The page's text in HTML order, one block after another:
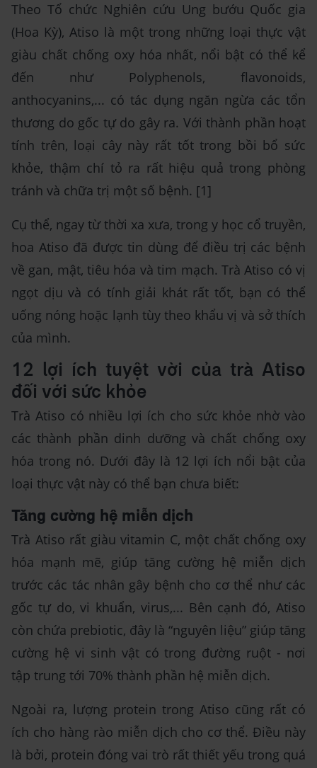
Theo Tổ chức Nghiên cứu Ung bướu Quốc gia
(Hoa Kỳ), Atiso là một trong những loại thực vật
giàu chất chống oxy hóa nhất, nổi bật có thể kể
đến như Polyphenols, flavonoids,
anthocyanins,... có tác dụng ngăn ngừa các tổn
thương do gốc tự do gây ra. Với thành phần hoạt
tính trên, loại cây này rất tốt trong bồi bổ sức
khỏe, thậm chí tỏ ra rất hiệu quả trong phòng
tránh và chữa trị một số bệnh. [1]
Cụ thể, ngay từ thời xa xưa, trong y học cổ truyền,
hoa Atiso đã được tin dùng để điều trị các bệnh
về gan, mật, tiêu hóa và tim mạch. Trà Atiso có vị
ngọt dịu và có tính giải khát rất tốt, bạn có thể
uống nóng hoặc lạnh tùy theo khẩu vị và sở thích
của mình.
12 lợi ích tuyệt vời của trà Atiso
đối với sức khỏe
Trà Atiso có nhiều lợi ích cho sức khỏe nhờ vào
các thành phần dinh dưỡng và chất chống oxy
hóa trong nó. Dưới đây là 12 lợi ích nổi bật của
loại thực vật này có thể bạn chưa biết:
Tăng cường hệ miễn dịch
Trà Atiso rất giàu vitamin C, một chất chống oxy
hóa mạnh mẽ, giúp tăng cường hệ miễn dịch
trước các tác nhân gây bệnh cho cơ thể như các
gốc tự do, vi khuẩn, virus,... Bên cạnh đó, Atiso
còn chứa prebiotic, đây là “nguyên liệu” giúp tăng
cường hệ vi sinh vật có trong đường ruột - nơi
tập trung tới 70% thành phần hệ miễn dịch.
Ngoài ra, lượng protein trong Atiso cũng rất có
ích cho hàng rào miễn dịch cho cơ thể. Điều này
là bởi, protein đóng vai trò rất thiết yếu trong quá